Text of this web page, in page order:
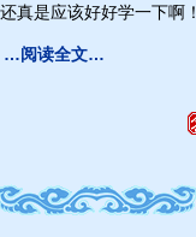
真是应该好好学一下啊！
…阅读全文…